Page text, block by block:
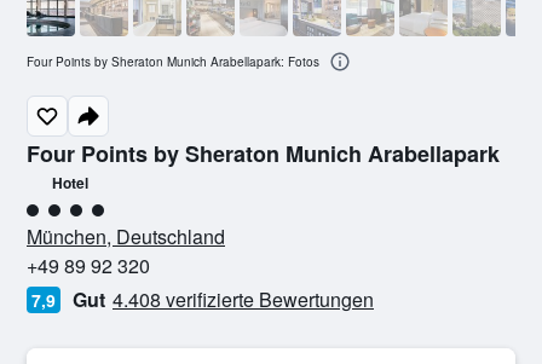
Four Points by Sheraton Munich Arabellapark
Hotel
Bewertungskategorie 4
München, Deutschland
+49 89 92 320
7,9 Gut 4.408 verifizierte Bewertungen
Four Points by Sheraton Munich Arabellapark: Fotos